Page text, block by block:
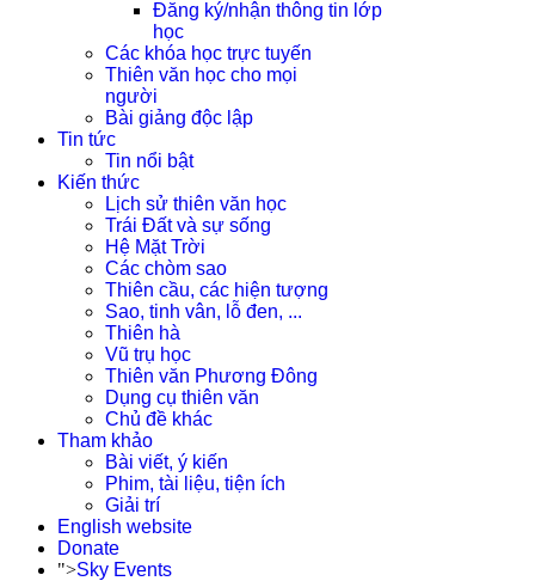
Đăng ký/nhận thông tin lớp
học
Các khóa học trực tuyến
Thiên văn học cho mọi
người
Bài giảng độc lập
Tin tức
Tin nổi bật
Kiến thức
Lịch sử thiên văn học
Trái Đất và sự sống
Hệ Mặt Trời
Các chòm sao
Thiên cầu, các hiện tượng
Sao, tinh vân, lỗ đen, ...
Thiên hà
Vũ trụ học
Thiên văn Phương Đông
Dụng cụ thiên văn
Chủ đề khác
Tham khảo
Bài viết, ý kiến
Phim, tài liệu, tiện ích
Giải trí
English website
Donate
">Sky Events